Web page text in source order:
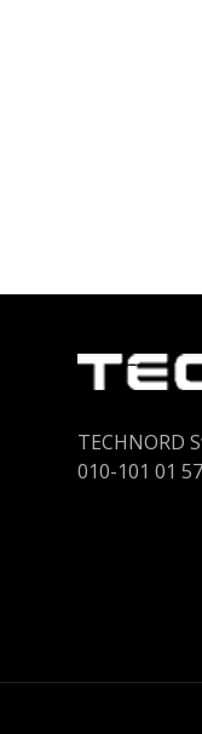
TECHNORD
010-101 01